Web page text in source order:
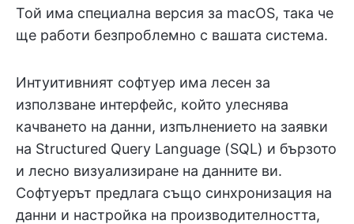
Той има специална версия за macOS, така че
ще работи безпроблемно с вашата система.
Интуитивният софтуер има лесен за
използване интерфейс, който улеснява
качването на данни, изпълнението на заявки
на Structured Query Language (SQL) и бързото
и лесно визуализиране на данните ви.
Софтуерът предлага също синхронизация на
данни и настройка на производителността,